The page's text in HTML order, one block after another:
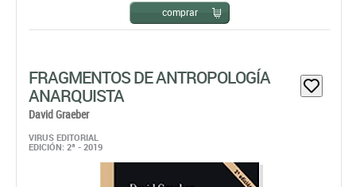
comprar
FRAGMENTOS DE ANTROPOLOGÍA
ANARQUISTA
David Graeber
VIRUS EDITORIAL
EDICIÓN: 2ª - 2019